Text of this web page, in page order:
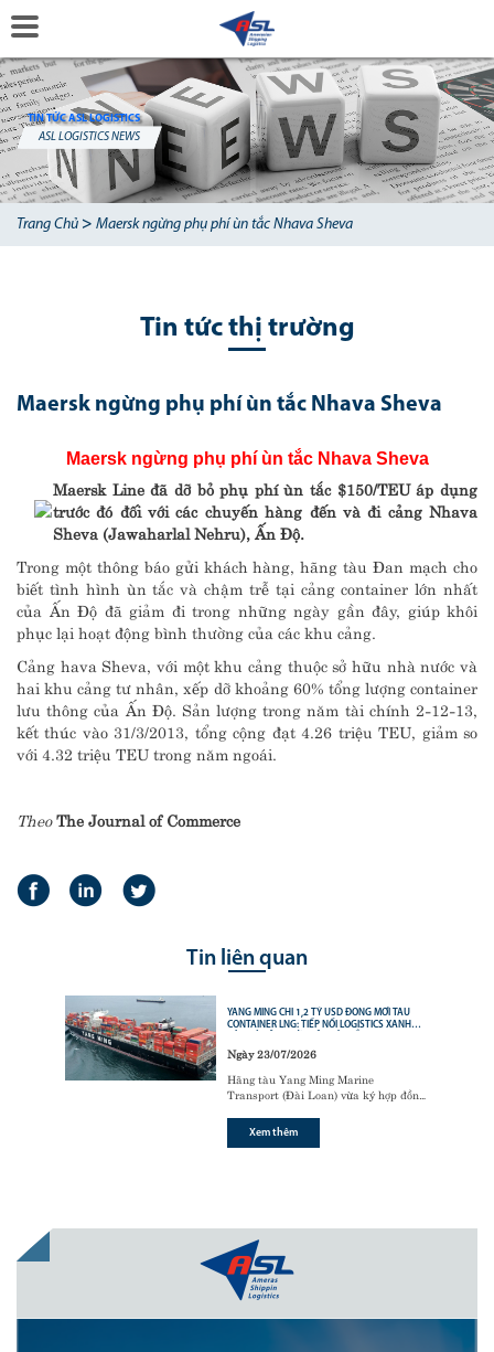
TIN TỨC ASL LOGISTICS
ASL LOGISTICS NEWS
Trang Chủ > Maersk ngừng phụ phí ùn tắc Nhava Sheva
Tin tức thị trường
Maersk ngừng phụ phí ùn tắc Nhava Sheva
Maersk ngừng phụ phí ùn tắc Nhava Sheva
Maersk Line đã dỡ bỏ phụ phí ùn tắc $150/TEU áp dụng
trước đó đối với các chuyến hàng đến và đi cảng Nhava
Sheva (Jawaharlal Nehru), Ấn Độ.
Trong một thông báo gửi khách hàng, hãng tàu Đan mạch cho
biết tình hình ùn tắc và chậm trễ tại cảng container lớn nhất
của Ấn Độ đã giảm đi trong những ngày gần đây, giúp khôi
phục lại hoạt động bình thường của các khu cảng.
Cảng hava Sheva, với một khu cảng thuộc sở hữu nhà nước và
hai khu cảng tư nhân, xếp dỡ khoảng 60% tổng lượng container
lưu thông của Ấn Độ. Sản lượng trong năm tài chính 2-12-13,
kết thúc vào 31/3/2013, tổng cộng đạt 4.26 triệu TEU, giảm so
với 4.32 triệu TEU trong năm ngoái.
Theo The Journal of Commerce
Tin liên quan
YANG MING CHI 1,2 TỶ USD ĐÓNG MỚI TÀU
CONTAINER LNG: TIẾP NỐI LOGISTICS XANH
Ngày 23/07/2026
Hãng tàu Yang Ming Marine
Transport (Đài Loan) vừa ký hợp đồng
(Hàn Quốc) để đóng mới
container sử dụng động cơ nhiên liệu
Xem thêm